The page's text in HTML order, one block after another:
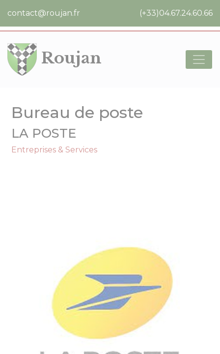
contact@roujan.fr (+33)04.67.24.60.66
Roujan
Bureau de poste
LA POSTE
Entreprises & Services